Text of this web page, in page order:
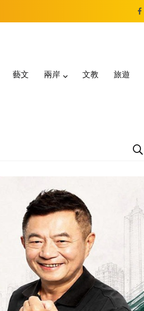
藝文 兩岸 文教 旅遊